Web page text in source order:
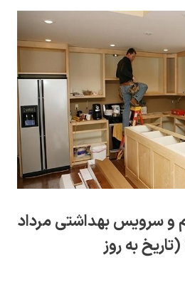
و سرویس بهداشتی مرداد
(تاریخ به روز